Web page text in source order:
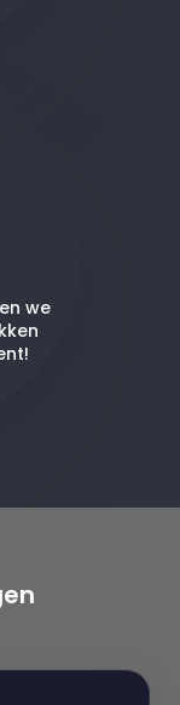
we